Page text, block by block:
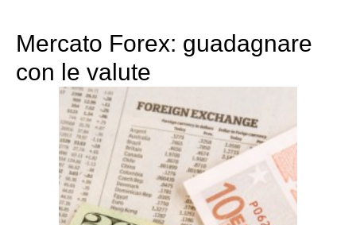
Mercato Forex: guadagnare
con le valute